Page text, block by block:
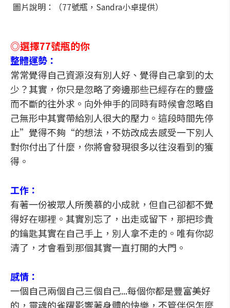
圖片說明：（77號瓶，Sandra小卓提供）
◎選擇77號瓶的你
整體運勢：
常常覺得自己資源沒有別人好、覺得自己拿到的太
少？其實，你只是忽略了旁邊那些已經存在的豐盛
而不斷的往外求。向外伸手的同時有時候會忽略自
己無形中其實帶給別人很大的壓力。這段時間先停
止”覺得不夠“的想法，不妨改成去感受一下別人
對你付出了什麼，你將會發現很多以往沒看到的獲
得。
工作：
有著一份被眾人所羨慕的小成就，但自己卻都不覺
得好在哪裡。其實別忘了，出走或留下，那把珍貴
的鑰匙其實在自己手上，別人拿不走的。唯有你認
清了，才會看到那個其實一直打開的大門。
感情：
一個自己兩個自己三個自己...每個你都是豐富美好
的，靈魂的雀躍影響著身體的快樂，不管伴侶怎麼